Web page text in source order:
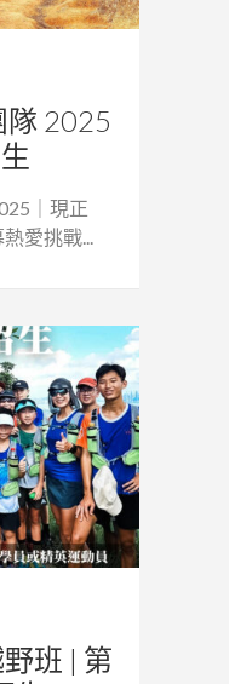
2025
｜現正
愛挑戰...
班 | 第